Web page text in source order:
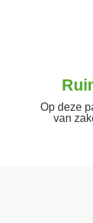
Op deze
van